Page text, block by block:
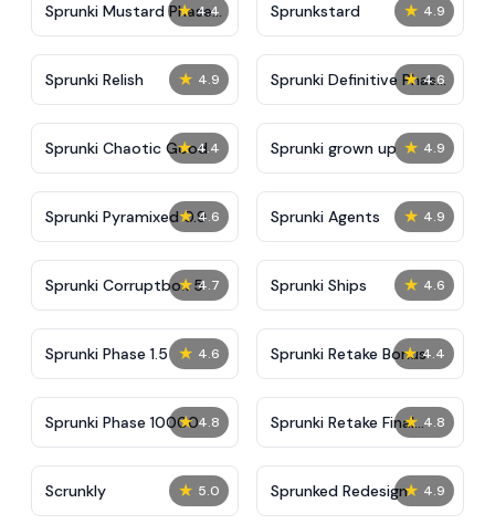
★ 4.4
Sprunki Mustard Phase
2
★ 4.9
Sprunkstard
★ 4.9
Sprunki Relish ★ 4.6
Sprunki Definitive Phase
7
★ 4.4
Sprunki Chaotic Good ★ 4.9
Sprunki grown up
★ 4.6
Sprunki Pyramixed 0.9 ★ 4.9
Sprunki Agents
★ 4.7
Sprunki Corruptbox 5 ★ 4.6
Sprunki Ships
★ 4.6
Sprunki Phase 1.5 ★ 4.4
Sprunki Retake Bonus
★ 4.8
Sprunki Phase 10000 ★ 4.8
Sprunki Retake Final
Update
★ 5.0
Scrunkly ★ 4.9
Sprunked Redesign